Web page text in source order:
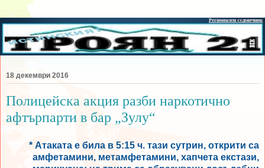
18 декември 2016
Полицейска акция разби наркотично
афтърпарти в бар „Зулу“
* Атаката е била в 5:15 ч. тази сутрин, открити са
амфетамини, метамфетамини, хапчета екстази,